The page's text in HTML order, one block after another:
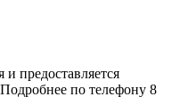
и предоставляется
по телефону 8